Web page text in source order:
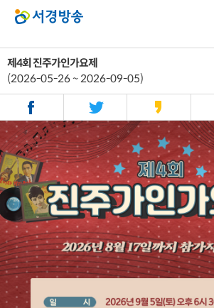
제4회 진주가인가요제
(2026-05-26 ~ 2026-09-05)